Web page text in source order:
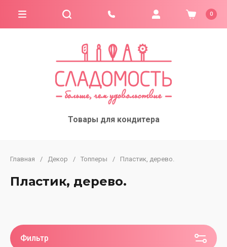
Товары для кондитера
0
Главная / Декор / Топперы / Пластик, дерево.
Пластик, дерево.
Фильтр